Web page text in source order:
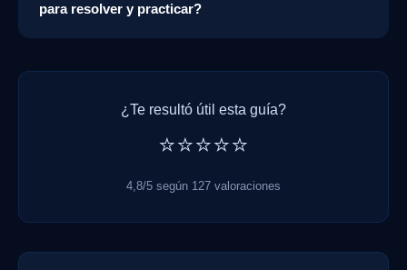
para resolver y practicar?
¿Te resultó útil esta guía?
⭐⭐⭐⭐⭐
4,8/5 según 127 valoraciones